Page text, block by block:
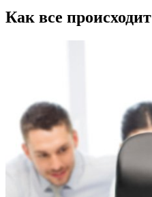
Как все происходит